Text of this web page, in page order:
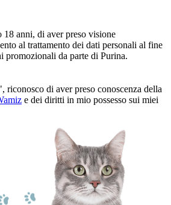
anni, di aver preso visione
al trattamento dei dati personali al fine
promozionali da parte di Purina.
riconosco di aver preso conoscenza della
e dei diritti in mio possesso sui miei